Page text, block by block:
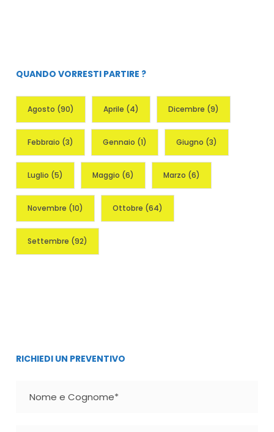
QUANDO VORRESTI PARTIRE ?
Agosto (90) Aprile (4) Dicembre (9)
Febbraio (3) Gennaio (1) Giugno (3)
Luglio (5) Maggio (6) Marzo (6)
Novembre (10) Ottobre (64)
Settembre (92)
RICHIEDI UN PREVENTIVO